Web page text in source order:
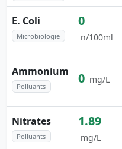
E. Coli
Microbiologie
0
n/100ml
Ammonium
Polluants
0 mg/L
Nitrates
Polluants
1.89
mg/L